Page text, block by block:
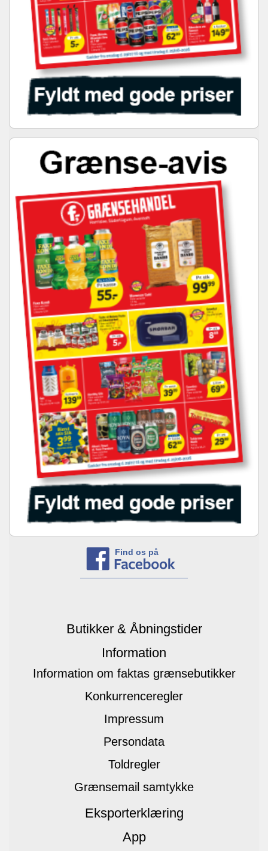
Find os på
Butikker & Åbningstider
Information
Information om faktas grænsebutikker
Konkurrenceregler
Impressum
Persondata
Toldregler
Grænsemail samtykke
Eksporterklæring
App